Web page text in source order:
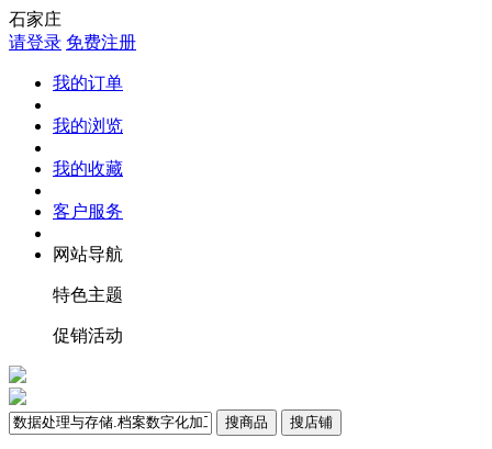
石家庄
请登录 免费注册
我的订单
我的浏览
我的收藏
客户服务
网站导航
特色主题
促销活动
搜商品 搜店铺